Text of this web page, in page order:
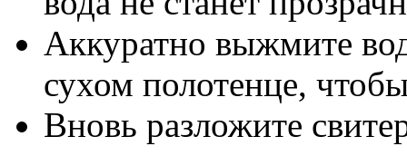
Аккуратно выжмите
сухом полотенце,
Вновь разложите